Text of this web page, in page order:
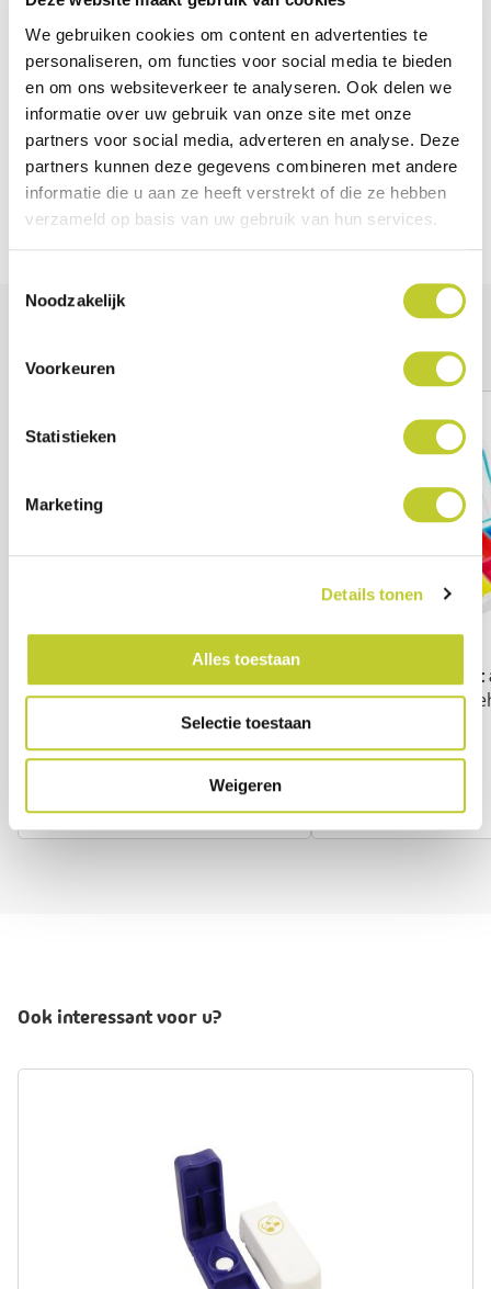
We gebruiken cookies om content en advertenties te
personaliseren, om functies voor social media te bieden
en om ons websiteverkeer te analyseren. Ook delen we
informatie over uw gebruik van onze site met onze
partners voor social media, adverteren en analyse. Deze
partners kunnen deze gegevens combineren met andere
informatie die u aan ze heeft verstrekt of die ze hebben
verzameld op basis van uw gebruik van hun services.
Noodzakelijk
Voorkeuren
Statistieken
Marketing
Details tonen
Alles toestaan
Selectie toestaan
Weigeren
Merk Able2
Kleur Blauw
Lengte 14 cm
Breedte 11 cm
Handige wekelijkse organisatie
Medicijndoos
Slimme
Ook interessant voor u?